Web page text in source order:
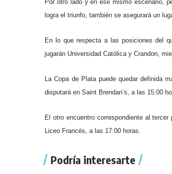
Por otro lado y en ese mismo escenario,
logra el triunfo, también se asegurará un
En lo que respecta a las posiciones del
jugarán Universidad Católica y Crandon,
La Copa de Plata puede quedar definida
disputará en Saint Brendan’s, a las 15:00
El otro encuentro correspondiente al
Liceo Francés, a las 17:00 horas.
Podría interesarte